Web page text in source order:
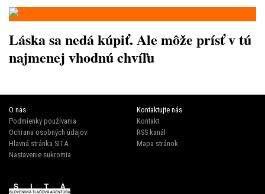
Láska sa nedá kúpiť. Ale môže prísť v tú
najmenej vhodnú chvíľu
O nás
Podmienky používania
Ochrana osobných údajov
Hlavná stránka SITA
Nastavenie sukromia
Kontaktujte nás
Kontakt
RSS kanál
Mapa stránok